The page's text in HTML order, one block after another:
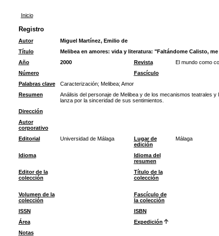
Inicio
Registro
Autor
Miguel Martínez, Emilio de
Título
Melibea en amores: vida y literatura: "Faltándome Calisto,
Año
2000 Revista
El mundo como
Número
Fascículo
Palabras clave
Caracterización; Melibea; Amor
Resumen
Análisis del personaje de Melibea y de los mecanismos teatrales
lanza por la sinceridad de sus sentimientos.
Dirección
Autor
corporativo
Editorial
Universidad de Málaga
Lugar de
edición
Málaga
Idioma
Idioma del
resumen
Editor de la
colección
Título de la
colección
Volumen de la
colección
Fascículo de
la colección
ISSN
ISBN
Área
Expedición
Notas